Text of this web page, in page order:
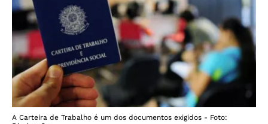
A Carteira de Trabalho é um dos documentos exigidos - Foto: